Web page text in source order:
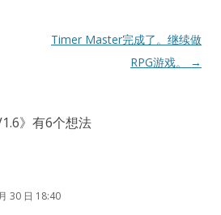
Timer Master完成了。继续做
RPG游戏。
→
》有6个想法
30 日 18:40